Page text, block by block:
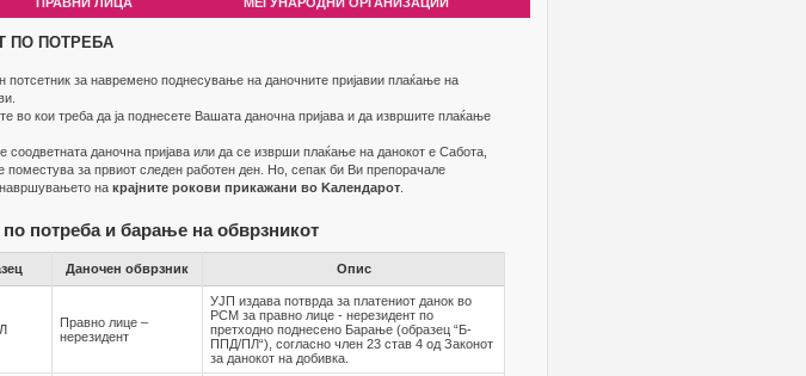
ПО ПОТРЕБА
потсетник за навремено поднесување на даночните пријавии плаќање на
во кои треба да ја поднесете Вашата даночна пријава и да извршите плаќање
соодветната даночна пријава или да се изврши плаќање на данокот е Сабота,
поместува за првиот следен работен ден. Но, сепак би Ви препорачале
навршувањето на крајните рокови прикажани во Kалендарот
потреба и барање на обврзникот
Даночен обврзник Опис
Правно лице –
нерезидент
УЈП издава потврда за платениот данок во
РСМ за правно лице - нерезидент по
претходно поднесено Барање (образец “Б-
ППД/ПЛ“), согласно член 23 став 4 од Законот
за данокот на добивка.